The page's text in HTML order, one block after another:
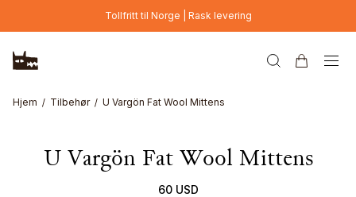
Hopp til hovedinnholdTollfritt til Norge | Rask levering
Hjem Tilbehør U Vargön Fat Wool Mittens
U Vargön Fat Wool Mittens
60 USD